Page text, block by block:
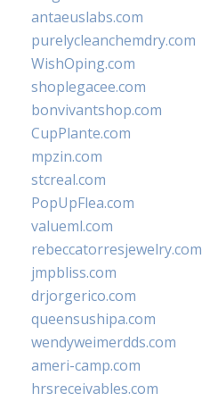
antaeuslabs.com
purelycleanchemdry.com
WishOping.com
shoplegacee.com
bonvivantshop.com
CupPlante.com
mpzin.com
stcreal.com
PopUpFlea.com
valueml.com
rebeccatorresjewelry.com
jmpbliss.com
drjorgerico.com
queensushipa.com
wendyweimerdds.com
ameri-camp.com
hrsreceivables.com